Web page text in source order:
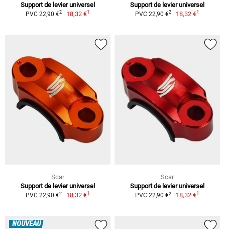
Support de levier universel
PVC 22,90 €2 18,32 €1
Support de levier universel
PVC 22,90 €2 18,32 €1
Scar
Support de levier universel
PVC 22,90 €2 18,32 €1
Scar
Support de levier universel
PVC 22,90 €2 18,32 €1
NOUVEAU